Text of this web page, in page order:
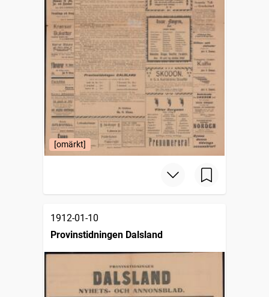
[omärkt]
1912-01-10
Provinstidningen Dalsland